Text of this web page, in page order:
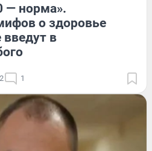
— норма».
о здоровье
введут в
1